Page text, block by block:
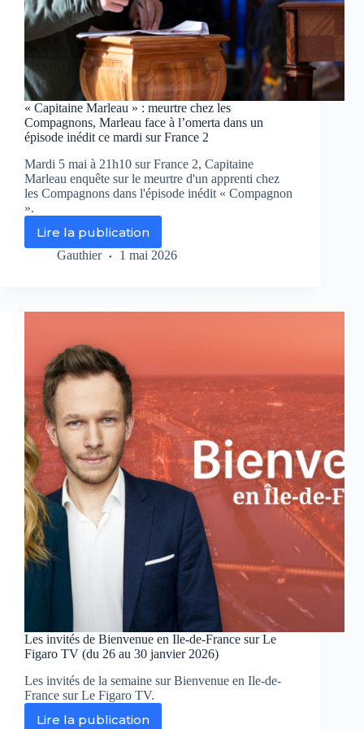
« Capitaine Marleau » : meurtre chez les
Compagnons, Marleau face à l’omerta dans un
épisode inédit ce mardi sur France 2
Mardi 5 mai à 21h10 sur France 2, Capitaine
Marleau enquête sur le meurtre d'un apprenti chez
les Compagnons dans l'épisode inédit « Compagnon
».
Lire la publication
«
Capitaine
meurtre
les
Compagnons,
Marleau
à
l’omerta
dans
un
épisode
inédit
ce
mardi
sur
France
Gauthier 1 mai 2026
Les invités de Bienvenue en Ile-de-France sur Le
Figaro TV (du 26 au 30 janvier 2026)
Les invités de la semaine sur Bienvenue en Ile-de-
France sur Le Figaro TV.
Lire la publication
Les